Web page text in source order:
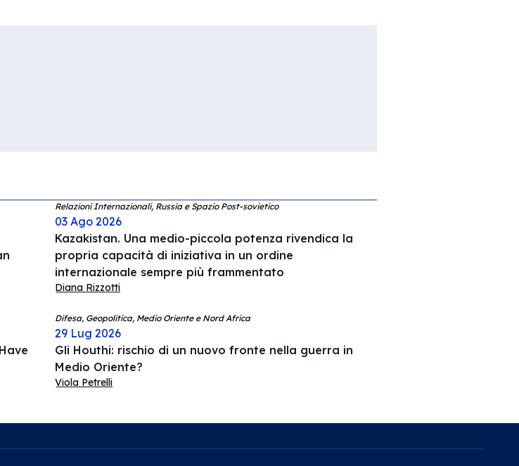
Relazioni Internazionali, Russia e Spazio Post-sovietico
03 Ago 2026
Kazakistan. Una medio-piccola potenza rivendica la
propria capacità di iniziativa in un ordine
internazionale sempre più frammentato
Diana Rizzotti
Difesa, Geopolitica, Medio Oriente e Nord Africa
29 Lug 2026
Gli Houthi: rischio di un nuovo fronte nella guerra in
Medio Oriente?
Viola Petrelli